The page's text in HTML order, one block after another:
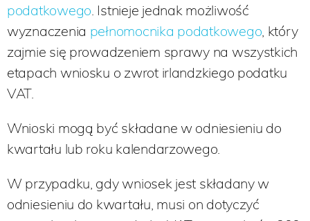
podatkowego . Istnieje jednak możliwość
wyznaczenia pełnomocnika podatkowego , który
zajmie się prowadzeniem sprawy na wszystkich
etapach wniosku o zwrot irlandzkiego podatku
VAT.
Wnioski mogą być składane w odniesieniu do
kwartału lub roku kalendarzowego.
W przypadku, gdy wniosek jest składany w
odniesieniu do kwartału, musi on dotyczyć